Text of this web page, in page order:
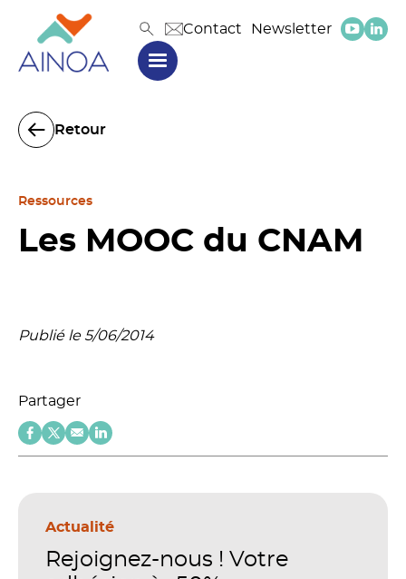
Contact Newsletter
Retour
Ressources
Les MOOC du CNAM
Publié le 5/06/2014
Partager
Actualité
Rejoignez-nous ! Votre